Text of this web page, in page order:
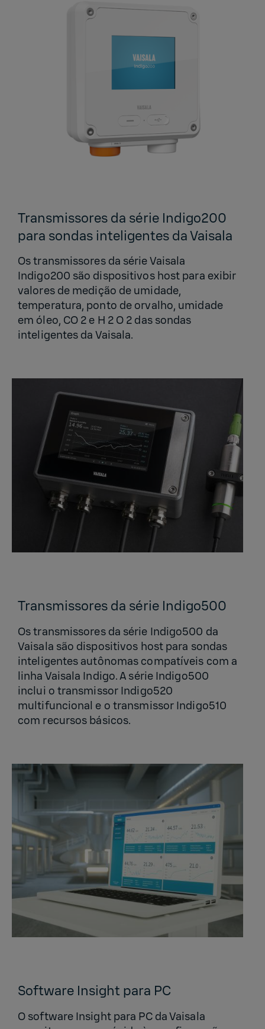
Transmissores da série Indigo200
para sondas inteligentes da Vaisala
Os transmissores da série Vaisala
Indigo200 são dispositivos host para exibir
valores de medição de umidade,
temperatura, ponto de orvalho, umidade
em óleo, CO 2 e H 2 O 2 das sondas
inteligentes da Vaisala.
Transmissores da série Indigo500
Os transmissores da série Indigo500 da
Vaisala são dispositivos host para sondas
inteligentes autônomas compatíveis com a
linha Vaisala Indigo. A série Indigo500
inclui o transmissor Indigo520
multifuncional e o transmissor Indigo510
com recursos básicos.
Software Insight para PC
O software Insight para PC da Vaisala